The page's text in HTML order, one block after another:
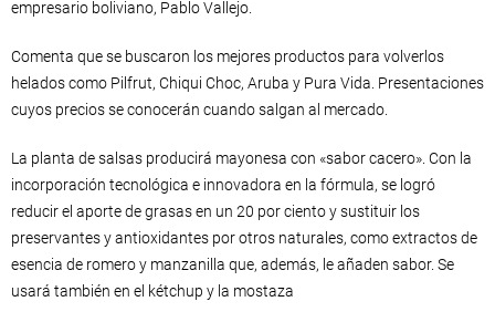
empresario boliviano, Pablo Vallejo.
Comenta que se buscaron los mejores productos para volverlos
helados como Pilfrut, Chiqui Choc, Aruba y Pura Vida. Presentaciones
cuyos precios se conocerán cuando salgan al mercado.
La planta de salsas producirá mayonesa con «sabor cacero». Con la
incorporación tecnológica e innovadora en la fórmula, se logró
reducir el aporte de grasas en un 20 por ciento y sustituir los
preservantes y antioxidantes por otros naturales, como extractos de
esencia de romero y manzanilla que, además, le añaden sabor. Se
usará también en el kétchup y la mostaza